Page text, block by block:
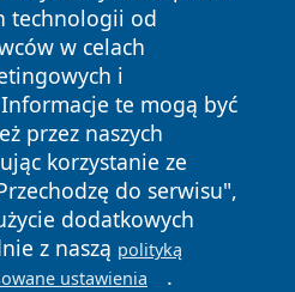
technologii od
w celach
i
te mogą być
przez naszych
korzystanie ze
do serwisu",
dodatkowych
z naszą polityką
ustawienia .
Wszystkie prawa
Polityka
Cookies